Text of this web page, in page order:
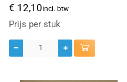
€ 12,10incl. btw
Prijs per stuk